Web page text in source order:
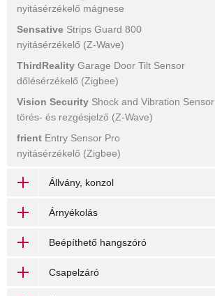
nyitásérzékelő mágnese
Sensative Strips Guard 800
nyitásérzékelő (Z-Wave)
ThirdReality Garage Door Tilt Sensor
dőlésérzékelő (Zigbee)
Vision Security Shock and Vibration Sensor
törés- és rezgésjelző (Z-Wave)
frient Entry Sensor Pro
nyitásérzékelő (Zigbee)
Állvány, konzol
Árnyékolás
Beépíthető hangszóró
Csapelzáró